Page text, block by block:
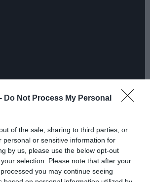
Do Not Process My Personal
of the sale, sharing to third parties, or
personal or sensitive information for
by us, please use the below opt-out
selection. Please note that after your
you may continue seeing
Skafidas
Επιδαύρου 2018: Το πρόγραμμα